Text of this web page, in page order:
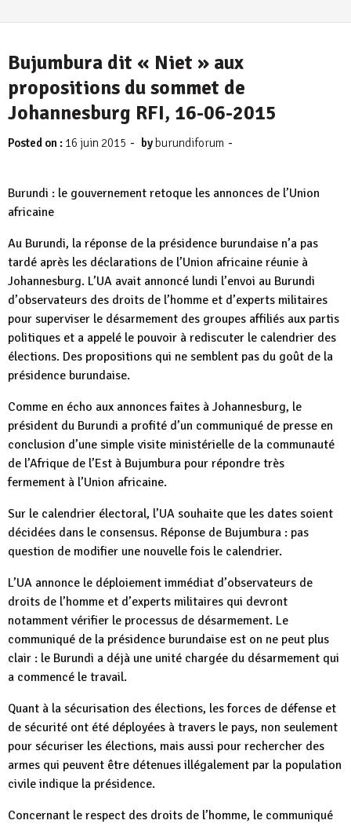
Bujumbura dit « Niet » aux
propositions du sommet de
Johannesburg RFI, 16-06-2015
Posted on : 16 juin 2015 - by burundiforum -
Burundi : le gouvernement retoque les annonces de l’Union
africaine
Au Burundi, la réponse de la présidence burundaise n’a pas
tardé après les déclarations de l’Union africaine réunie à
Johannesburg. L’UA avait annoncé lundi l’envoi au Burundi
d’observateurs des droits de l’homme et d’experts militaires
pour superviser le désarmement des groupes affiliés aux partis
politiques et a appelé le pouvoir à rediscuter le calendrier des
élections. Des propositions qui ne semblent pas du goût de la
présidence burundaise.
Comme en écho aux annonces faites à Johannesburg, le
président du Burundi a profité d’un communiqué de presse en
conclusion d’une simple visite ministérielle de la communauté
de l’Afrique de l’Est à Bujumbura pour répondre très
fermement à l’Union africaine.
Sur le calendrier électoral, l’UA souhaite que les dates soient
décidées dans le consensus. Réponse de Bujumbura : pas
question de modifier une nouvelle fois le calendrier.
L’UA annonce le déploiement immédiat d’observateurs de
droits de l’homme et d’experts militaires qui devront
notamment vérifier le processus de désarmement. Le
communiqué de la présidence burundaise est on ne peut plus
clair : le Burundi a déjà une unité chargée du désarmement qui
a commencé le travail.
Quant à la sécurisation des élections, les forces de défense et
de sécurité ont été déployées à travers le pays, non seulement
pour sécuriser les élections, mais aussi pour rechercher des
armes qui peuvent être détenues illégalement par la population
civile indique la présidence.
Concernant le respect des droits de l’homme, le communiqué